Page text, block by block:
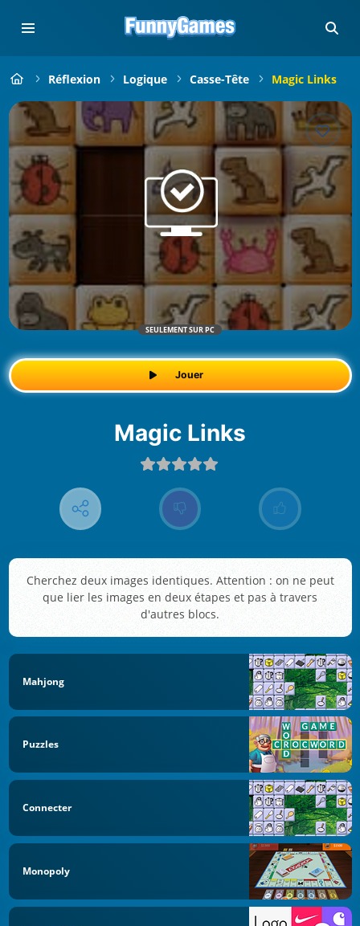
Réflexion Logique Casse-Tête Magic Links
SEULEMENT SUR PC
Jouer
Magic Links
Cherchez deux images identiques. Attention : on ne peut
que lier les images en deux étapes et pas à travers
d'autres blocs.
Mahjong
Puzzles
Connecter
Monopoly